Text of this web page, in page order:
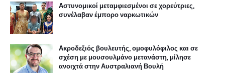
Αστυνομικοί μεταμφιεσμένοι σε χορεύτριες,
συνέλαβαν έμπορο ναρκωτικών
Ακροδεξιός βουλευτής, ομοφυλόφιλος και σε
σχέση με μουσουλμάνο μετανάστη, μίλησε
ανοιχτά στην Αυστραλιανή Βουλή